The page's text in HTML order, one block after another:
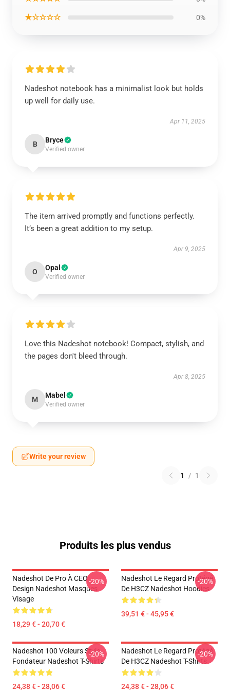
★☆☆☆☆ 0%
Nadeshot notebook has a minimalist look but holds
up well for daily use.
Apr 11, 2025
B Bryce
Verified owner
The item arrived promptly and functions perfectly.
It’s been a great addition to my setup.
Apr 9, 2025
O Opal
Verified owner
Love this Nadeshot notebook! Compact, stylish, and
the pages don't bleed through.
Apr 8, 2025
M Mabel
Verified owner
Write your review
1 / 1
Produits les plus vendus
Nadeshot De Pro À CEO
Design Nadeshot Masques
Visage
18,29 € - 20,70 €
-20%
Nadeshot Le Regard Protégé
De H3CZ Nadeshot Hoodies
39,51 € - 45,95 €
-20%
Nadeshot 100 Voleurs Style
Fondateur Nadeshot T-Shirts
24,38 € - 28,06 €
-20%
Nadeshot Le Regard Protégé
De H3CZ Nadeshot T-Shirts
24,38 € - 28,06 €
-20%